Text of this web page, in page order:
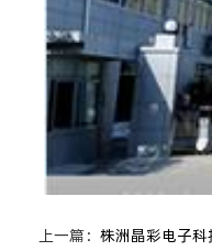
上一篇： 株洲晶彩电子